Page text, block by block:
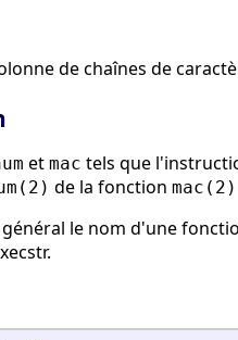
de chaînes de
et mac tels que
de la fonction mac(2)
le nom d'une